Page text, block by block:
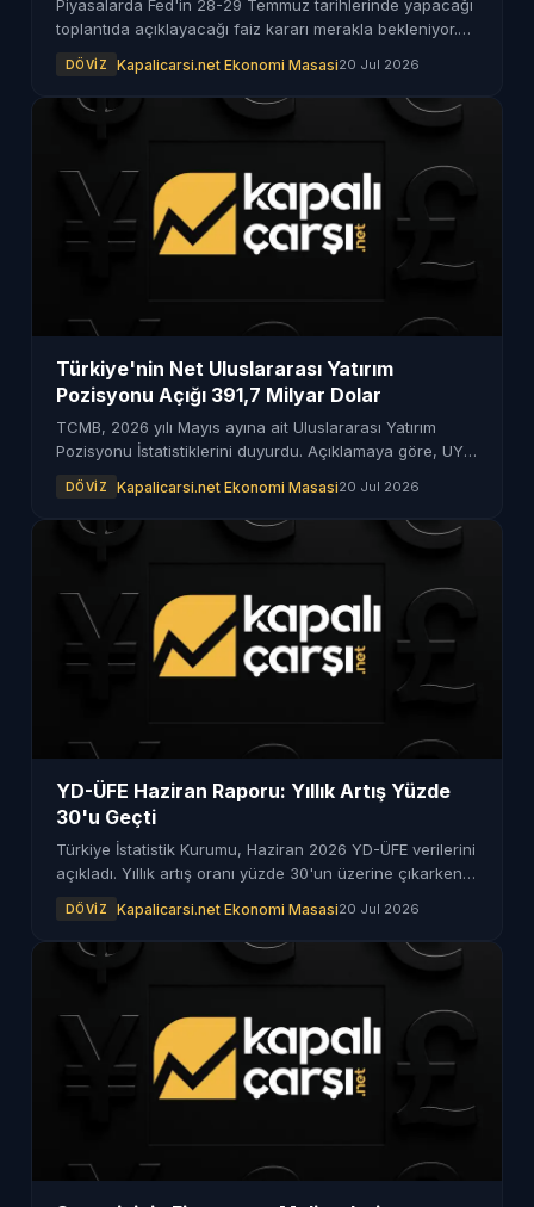
Piyasalarda Fed'in 28-29 Temmuz tarihlerinde yapacağı
toplantıda açıklayacağı faiz kararı merakla bekleniyor.
getiriyor.
DÖVIZ Kapalicarsi.net Ekonomi Masasi20 Jul 2026
Türkiye'nin Net Uluslararası Yatırım
Pozisyonu Açığı 391,7 Milyar Dolar
TCMB, 2026 yılı Mayıs ayına ait Uluslararası Yatırım
Pozisyonu İstatistiklerini duyurdu. Açıklamaya göre, UYP
DÖVIZ Kapalicarsi.net Ekonomi Masasi20 Jul 2026
YD-ÜFE Haziran Raporu: Yıllık Artış Yüzde
30'u Geçti
Türkiye İstatistik Kurumu, Haziran 2026 YD-ÜFE verilerini
açıkladı. Yıllık artış oranı yüzde 30'un üzerine çıkarken,
DÖVIZ Kapalicarsi.net Ekonomi Masasi20 Jul 2026